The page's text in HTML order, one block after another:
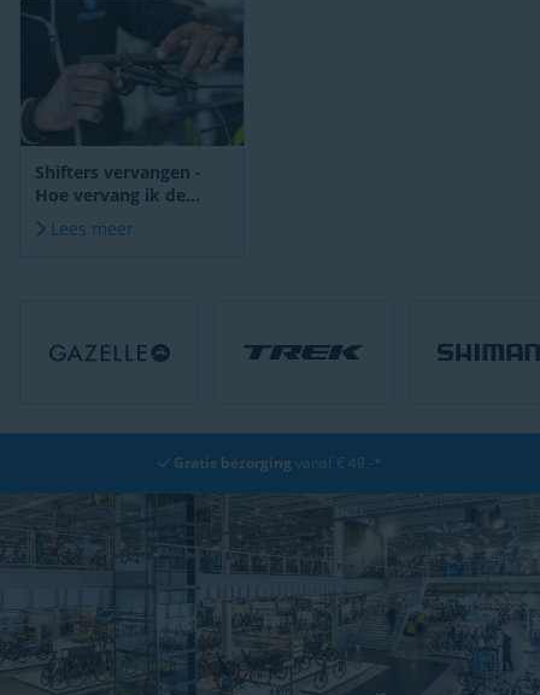
Shifters vervangen -
Hoe vervang ik de
shifters van mijn
racefiets of MTB?
Lees meer
Gratis bezorgingvanaf € 49,-*